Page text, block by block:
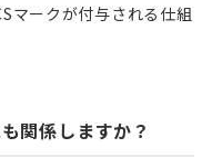
マークが付与される仕組
関係しますか？